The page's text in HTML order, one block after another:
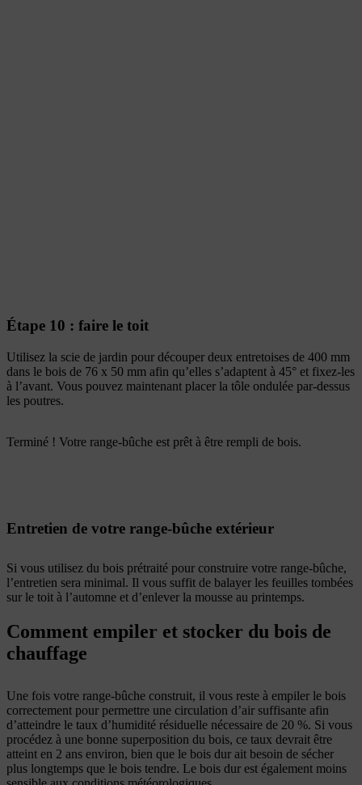
Étape 10 : faire le toit
Utilisez la scie de jardin pour découper deux entretoises de 400 mm
dans le bois de 76 x 50 mm afin qu’elles s’adaptent à 45° et fixez-les
à l’avant. Vous pouvez maintenant placer la tôle ondulée par-dessus
les poutres.
Terminé ! Votre range-bûche est prêt à être rempli de bois.
Entretien de votre range-bûche extérieur
Si vous utilisez du bois prétraité pour construire votre range-bûche,
l’entretien sera minimal. Il vous suffit de balayer les feuilles tombées
sur le toit à l’automne et d’enlever la mousse au printemps.
Comment empiler et stocker du bois de
chauffage
Une fois votre range-bûche construit, il vous reste à empiler le bois
correctement pour permettre une circulation d’air suffisante afin
d’atteindre le taux d’humidité résiduelle nécessaire de 20 %. Si vous
procédez à une bonne superposition du bois, ce taux devrait être
atteint en 2 ans environ, bien que le bois dur ait besoin de sécher
plus longtemps que le bois tendre. Le bois dur est également moins